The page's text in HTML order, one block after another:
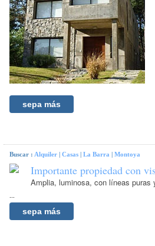
sepa más
Buscar : Alquiler Casas La Barra Montoya
Importante propiedad con
Amplia, luminosa, con líneas puras
...
sepa más